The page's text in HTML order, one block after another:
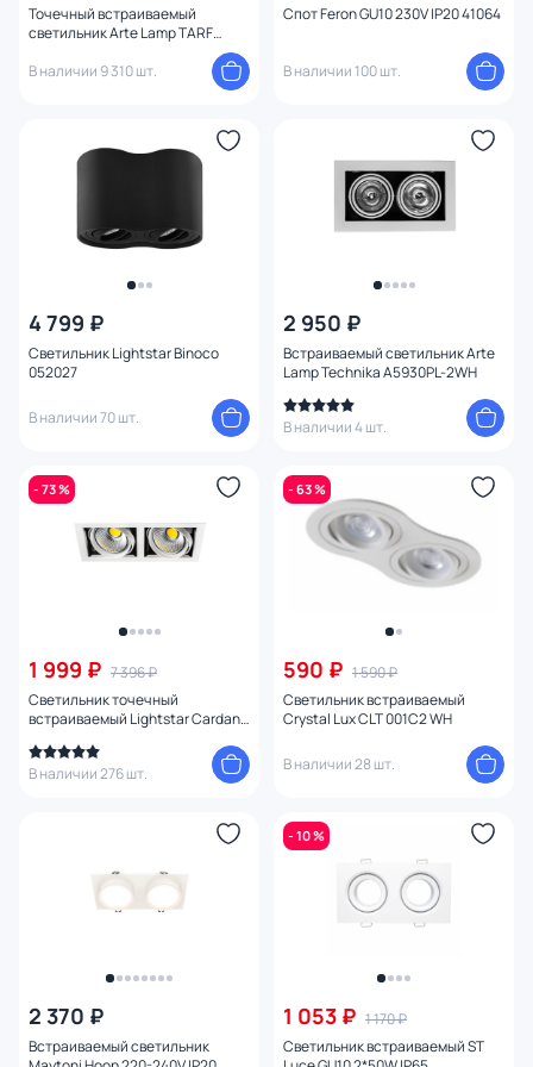
Точечный встраиваемый
светильник Arte Lamp TARF
В наличии 9 310 шт.
Спот Feron GU10 230V IP20 41064
В наличии 100 шт.
4 799 ₽
Светильник Lightstar Binoco
052027
В наличии 70 шт.
2 950 ₽
Встраиваемый светильник Arte
Lamp Technika A5930PL-2WH
В наличии 4 шт.
- 73 %
1 999 ₽ 7 396 ₽
Светильник точечный
встраиваемый Lightstar Cardano
В наличии 276 шт.
- 63 %
590 ₽ 1 590 ₽
Светильник встраиваемый
Crystal Lux CLT 001C2 WH
В наличии 28 шт.
2 370 ₽
Встраиваемый светильник
- 10 %
1 053 ₽ 1 170 ₽
Светильник встраиваемый ST